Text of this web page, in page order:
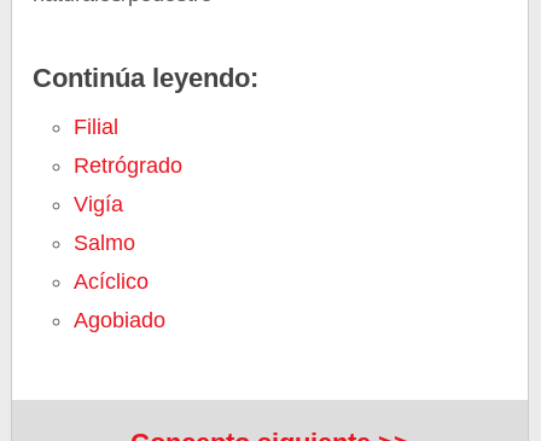
Continúa leyendo:
Filial
Retrógrado
Vigía
Salmo
Acíclico
Agobiado